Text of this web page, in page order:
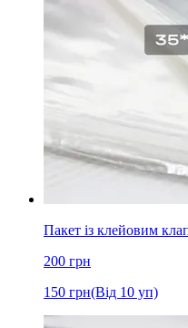
Пакет із клейовим
200 грн
150 грн(Від 10 уп)